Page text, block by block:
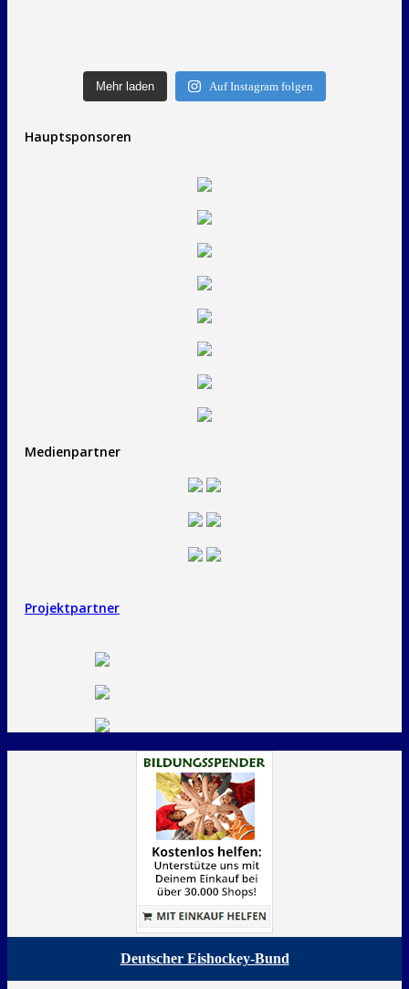
Mehr laden Auf Instagram folgen
Hauptsponsoren
Medienpartner
Projektpartner
Deutscher Eishockey-Bund